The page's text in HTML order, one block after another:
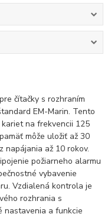
čítačky s rozhraním
EM-Marin. Tento
na frekvencii 125
môže uložiť až 30
napájania až 10 rokov.
požiarneho alarmu
vybavenie
Vzdialená kontrola je
rozhrania s
nastavenia a funkcie